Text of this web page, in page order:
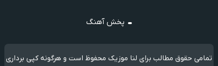
پخش آهنگ
تمامی حقوق مطالب برای لنا موزیک محفوظ است و هرگونه کپی برداری